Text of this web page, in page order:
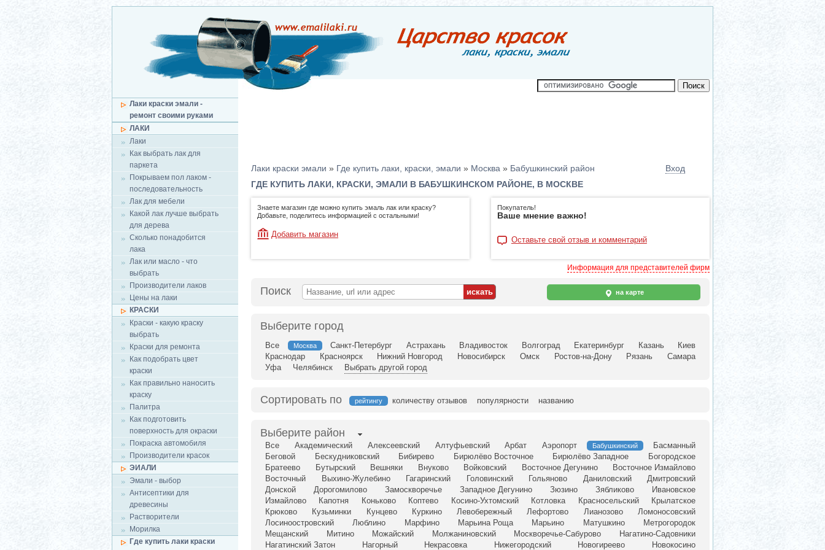
Лаки краски эмали -
ремонт своими руками
ЛАКИ
Лаки
Как выбрать лак для
паркета
Покрываем пол лаком -
последовательность
Лак для мебели
Какой лак лучше выбрать
для дерева
Сколько понадобится
лака
Лак или масло - что
выбрать
Производители лаков
Цены на лаки
КРАСКИ
Краски - какую краску
выбрать
Краски для ремонта
Как подобрать цвет
краски
Как правильно наносить
краску
Палитра
Как подготовить
поверхность для окраски
Покраска автомобиля
Производители красок
ЭИАЛИ
Эмали - выбор
Антисептики для
древесины
Растворители
Морилка
Где купить лаки краски
Лаки краски эмали » Где купить лаки, краски, эмали » Москва » Бабушкинский район
Вход
ГДЕ КУПИТЬ ЛАКИ, КРАСКИ, ЭМАЛИ В БАБУШКИНСКОМ РАЙОНЕ, В МОСКВЕ
Знаете магазин где можно купить эмаль лак или краску?
Добавьте, поделитесь информацией с остальными!
Добавить магазин
Покупатель!
Ваше мнение важно!
Оставьте свой отзыв и комментарий
Информация для представителей фирм
Поиск на карте
Выберите город
Все Москва Санкт-Петербург Астрахань Владивосток Волгоград Екатеринбург Казань
Киев
Краснодар
Красноярск Нижний Новгород Новосибирск Омск Ростов-на-Дону Рязань
Самара
Уфа
Челябинск Выбрать другой город
Сортировать по рейтингу количеству отзывов популярности названию
Выберите район
Все Академический Алексеевский Алтуфьевский Арбат Аэропорт Бабушкинский
Басманный
Беговой
Бескудниковский Бибирево Бирюлёво Восточное Бирюлёво Западное
Богородское
Братеево
Бутырский Вешняки Внуково Войковский Восточное Дегунино
Восточное Измайлово
Восточный
Выхино-Жулебино Гагаринский Головинский Гольяново Даниловский
Дмитровский
Донской
Дорогомилово Замоскворечье Западное Дегунино Зюзино Зябликово
Ивановское
Измайлово
Капотня Коньково Коптево Косино-Ухтомский Котловка Красносельский
Крылатское
Крюково
Кузьминки Кунцево Куркино Левобережный Лефортово Лианозово
Ломоносовский
Лосиноостровский
Люблино Марфино Марьина Роща Марьино Матушкино
Метрогородок
Мещанский
Митино Можайский Молжаниновский Москворечье-Сабурово
Нагатино-Садовники
Нагатинский Затон
Нагорный Некрасовка Нижегородский Новогиреево Новокосино